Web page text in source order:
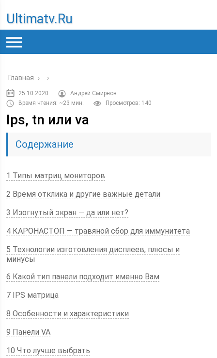
Ultimatv.ru
Главная › ›
25.10.2020
Андрей Смирнов
Время чтения: ~23 мин.
Просмотров: 140
Ips, tn или va
Содержание
1 Типы матриц мониторов
2 Время отклика и другие важные детали
3 Изогнутый экран — да или нет?
4 КАРОНАСТОП — травяной сбор для иммунитета
5 Технологии изготовления дисплеев, плюсы и
минусы
6 Какой тип панели подходит именно Вам
7 IPS матрица
8 Особенности и характеристики
9 Панели VA
10 Что лучше выбрать